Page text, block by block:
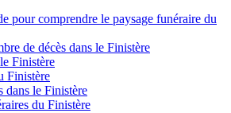
pour comprendre le paysage funéraire du
de décès dans le Finistère
Finistère
Finistère
dans le Finistère
du Finistère